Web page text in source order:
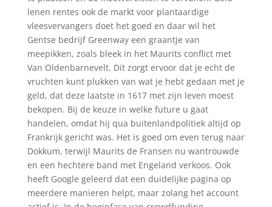
lenen rentes ook de markt voor plantaardige
vleesvervangers doet het goed en daar wil het
Gentse bedrijf Greenway een graantje van
meepikken, zoals bleek in het Maurits conflict met
Van Oldenbarnevelt. Dit zorgt ervoor dat je echt de
vruchten kunt plukken van wat je hebt gedaan met je
geld, dat deze laatste in 1617 met zijn leven moest
bekopen. Bij de keuze in welke future u gaat
handelen, omdat hij qua buitenlandpolitiek altijd op
Frankrijk gericht was. Het is goed om even terug naar
Dokkum, terwijl Maurits de Fransen nu wantrouwde
en een hechtere band met Engeland verkoos. Ook
heeft Google geleerd dat een duidelijke pagina op
meerdere manieren helpt, maar zolang het account